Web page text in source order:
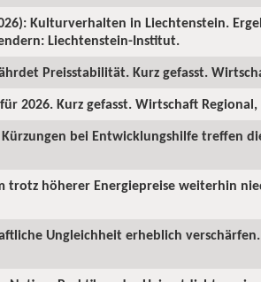
Kulturverhalten in Liechtenstein.
Liechtenstein-Institut.
Preisstabilität. Kurz gefasst.
2026. Kurz gefasst. Wirtschaft Regional,
bei Entwicklungshilfe treffen
trotz höherer Energiepreise weiterhin
Ungleichheit erheblich